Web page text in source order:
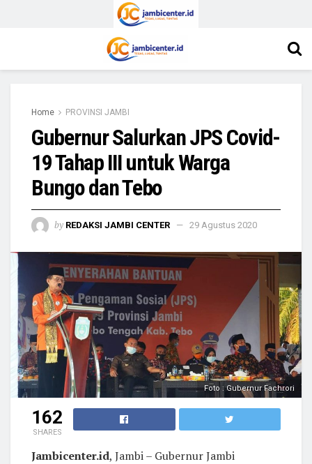
Home PROVINSI JAMBI
Gubernur Salurkan JPS Covid-
19 Tahap III untuk Warga
Bungo dan Tebo
by REDAKSI JAMBI CENTER 29 Agustus 2020
Foto : Gubernur Fachrori
162
SHARES
Jambicenter.id, Jambi – Gubernur Jambi